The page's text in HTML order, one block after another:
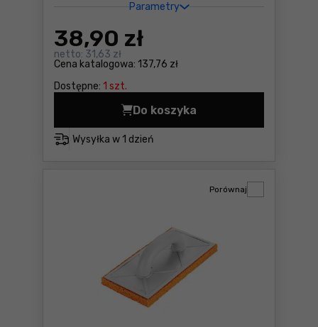
Parametry
Cena katalogowa: 137,76 zł
38,90 zł
netto: 31,63 zł
Dostępne: 1 szt.
Wysyłka w 1 dzień
Do koszyka
Adapter modułowy do
Porównaj